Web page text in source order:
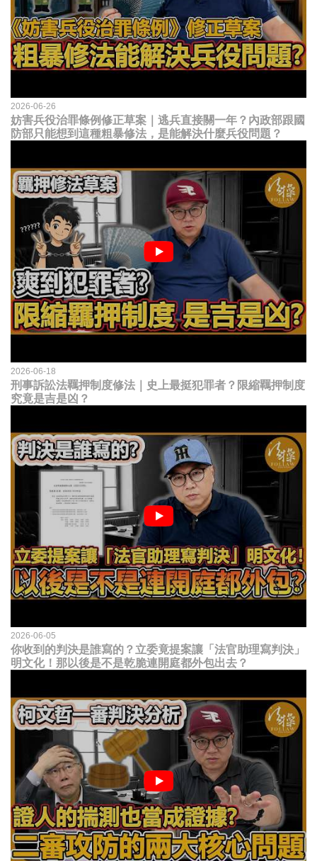
2026-06-26
妨害兵役治罪條例修正草案｜逃兵直接關一年？內政部跟國
防部只能想到這種粗暴修法，是能解決什麼兵役問題？
2026-06-18
刑事訴訟法羈押制度修法｜史上最挺犯罪者？限縮羈押制度
究竟是吉是凶？
2026-06-05
你收到的判決是誰寫的？立委竟提案讓「法官助理寫判決」
明文化！那以後是不是乾脆連開庭都外包出去？